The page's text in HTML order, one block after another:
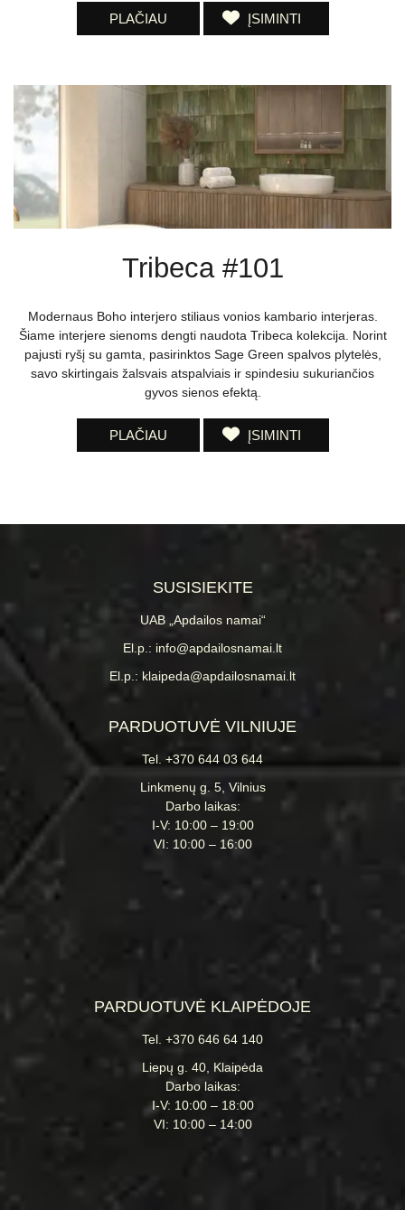
PLAČIAU ĮSIMINTI
Tribeca #101
Modernaus Boho interjero stiliaus vonios kambario interjeras.
Šiame interjere sienoms dengti naudota Tribeca kolekcija. Norint
pajusti ryšį su gamta, pasirinktos Sage Green spalvos plytelės,
savo skirtingais žalsvais atspalviais ir spindesiu sukuriančios
gyvos sienos efektą.
PLAČIAU ĮSIMINTI
SUSISIEKITE
UAB „Apdailos namai“
El.p.: info@apdailosnamai.lt
El.p.: klaipeda@apdailosnamai.lt
PARDUOTUVĖ VILNIUJE
Tel. +370 644 03 644
Linkmenų g. 5, Vilnius
Darbo laikas:
I-V: 10:00 – 19:00
VI: 10:00 – 16:00
PARDUOTUVĖ KLAIPĖDOJE
Tel. +370 646 64 140
Liepų g. 40, Klaipėda
Darbo laikas:
I-V: 10:00 – 18:00
VI: 10:00 – 14:00